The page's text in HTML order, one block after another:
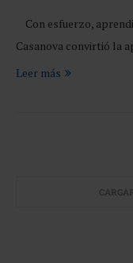
Con esfuerzo,
Casanova convirtió la
Leer más